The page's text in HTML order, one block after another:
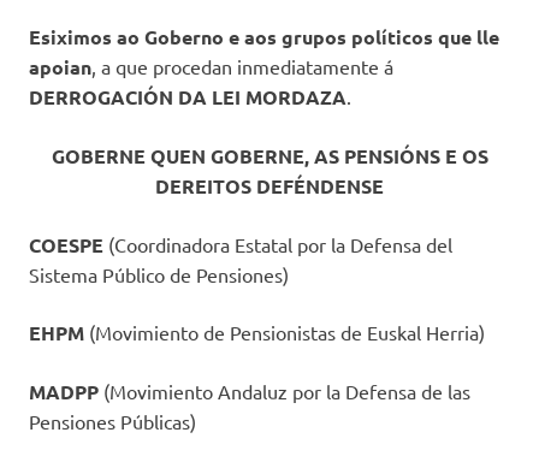
Esiximos ao Goberno e aos grupos políticos que lle
apoian, a que procedan inmediatamente á
DERROGACIÓN DA LEI MORDAZA.
GOBERNE QUEN GOBERNE, AS PENSIÓNS E OS
DEREITOS DEFÉNDENSE
COESPE (Coordinadora Estatal por la Defensa del
Sistema Público de Pensiones)
EHPM (Movimiento de Pensionistas de Euskal Herria)
MADPP (Movimiento Andaluz por la Defensa de las
Pensiones Públicas)